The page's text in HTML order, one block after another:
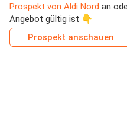
Prospekt von Aldi Nord an
Angebot gültig ist 👇
Prospekt anschauen